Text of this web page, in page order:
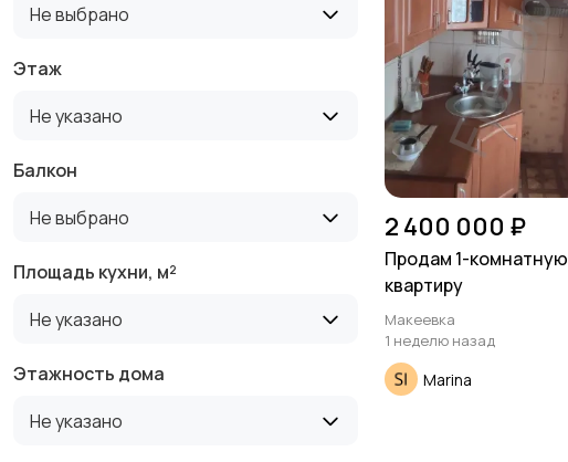
Не выбрано
Этаж
Не указано
Балкон
Не выбрано
Площадь кухни, м²
Не указано
Этажность дома
Не указано
2 400 000 ₽
Продам 1-комнатную
квартиру
Макеевка
1 неделю назад
Marina